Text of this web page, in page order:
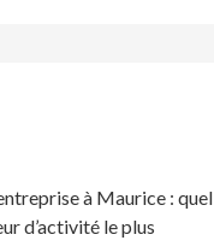
à Maurice : quel
d’activité le plus